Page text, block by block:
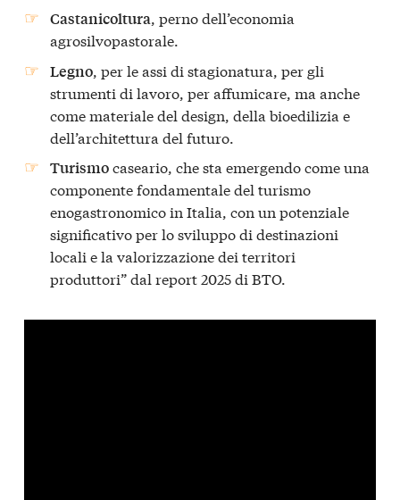
Castanicoltura, perno dell’economia
agrosilvopastorale.
Legno, per le assi di stagionatura, per gli
strumenti di lavoro, per affumicare, ma anche
come materiale del design, della bioedilizia e
dell’architettura del futuro.
Turismocaseario, che sta emergendo come una
componente fondamentale del turismo
enogastronomico in Italia, con un potenziale
significativo per lo sviluppo di destinazioni
locali e la valorizzazione dei territori
produttori” dal report 2025 di BTO.